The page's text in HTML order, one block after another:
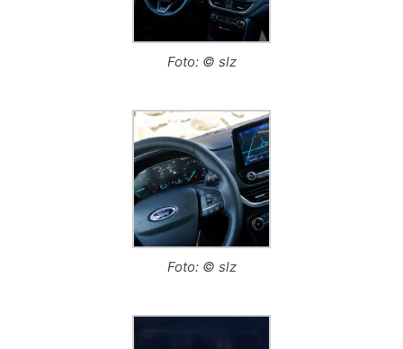
Foto: © slz
Foto: © slz